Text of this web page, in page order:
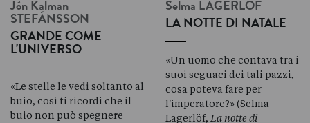
Jón Kalman
STEFÁNSSON
GRANDE COME
L'UNIVERSO
«Le stelle le vedi soltanto al
buio, così ti ricordi che il
buio non può spegnere
Selma LAGERLÖF
LA NOTTE DI NATALE
«Un uomo che contava tra i
suoi seguaci dei tali pazzi,
cosa poteva fare per
l'imperatore?» (Selma
Lagerlöf, La notte di